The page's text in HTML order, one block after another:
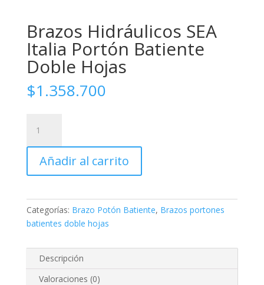
Brazos Hidráulicos SEA
Italia Portón Batiente
Doble Hojas
$1.358.700
Hidráulicos
SEA
Italia
Portón
Doble
Hojas
cantidad
Añadir al carrito
Categorías: Brazo Potón Batiente, Brazos portones
batientes doble hojas
Descripción
Valoraciones (0)